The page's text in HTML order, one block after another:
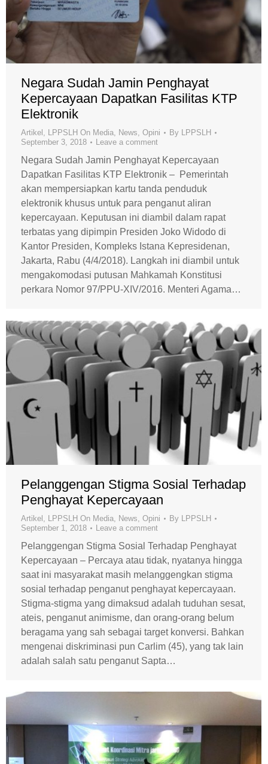
Negara Sudah Jamin Penghayat
Kepercayaan Dapatkan Fasilitas KTP
Elektronik
Artikel LPPSLH On Media News Opini By LPPSLH
September 3, 2018
Leave a comment
Negara Sudah Jamin Penghayat Kepercayaan
Dapatkan Fasilitas KTP Elektronik – Pemerintah
akan mempersiapkan kartu tanda penduduk
elektronik khusus untuk para penganut aliran
kepercayaan. Keputusan ini diambil dalam rapat
terbatas yang dipimpin Presiden Joko Widodo di
Kantor Presiden, Kompleks Istana Kepresidenan,
Jakarta, Rabu (4/4/2018). Langkah ini diambil untuk
mengakomodasi putusan Mahkamah Konstitusi
perkara Nomor 97/PPU-XIV/2016. Menteri Agama…
Pelanggengan Stigma Sosial Terhadap
Penghayat Kepercayaan
Artikel LPPSLH On Media News Opini By LPPSLH
September 1, 2018
Leave a comment
Pelanggengan Stigma Sosial Terhadap Penghayat
Kepercayaan – Percaya atau tidak, nyatanya hingga
saat ini masyarakat masih melanggengkan stigma
sosial terhadap penganut penghayat kepercayaan.
Stigma-stigma yang dimaksud adalah tuduhan sesat,
ateis, penganut animisme, dan orang-orang belum
beragama yang sah sebagai target konversi. Bahkan
mengenai diskriminasi pun Carlim (45), yang tak lain
adalah salah satu penganut Sapta…